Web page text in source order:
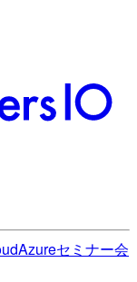
Azureセミナー会